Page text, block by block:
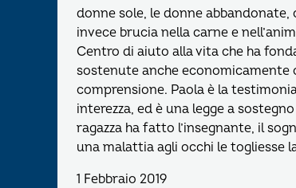
donne sole, le donne abbandonate,
invece brucia nella carne e
Centro di aiuto alla vita che ha
sostenute anche economicamente
comprensione. Paola è la
interezza, ed è una legge a
ragazza ha fatto l’insegnante, il
una malattia agli occhi le togliesse
1 Febbraio 2019